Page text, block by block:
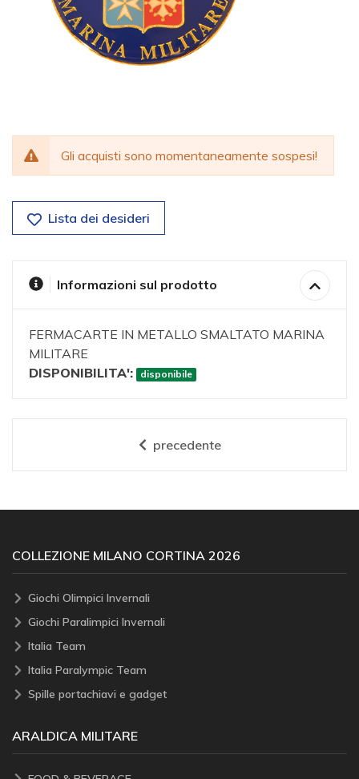
Gli acquisti sono momentaneamente sospesi!
Lista dei desideri
Informazioni sul prodotto
FERMACARTE IN METALLO SMALTATO MARINA
MILITARE
DISPONIBILITA':
disponibile
precedente
COLLEZIONE MILANO CORTINA 2026
Giochi Olimpici Invernali
Giochi Paralimpici Invernali
Italia Team
Italia Paralympic Team
Spille portachiavi e gadget
ARALDICA MILITARE